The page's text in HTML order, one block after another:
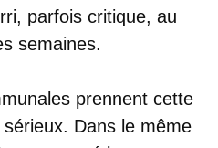
parfois critique, au
semaines.
prennent cette
Dans le même